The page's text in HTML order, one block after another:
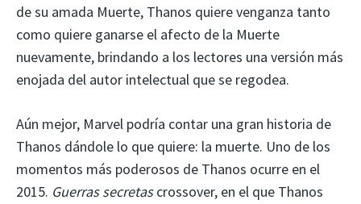
de su amada Muerte, Thanos quiere venganza tanto
como quiere ganarse el afecto de la Muerte
nuevamente, brindando a los lectores una versión más
enojada del autor intelectual que se regodea.
Aún mejor, Marvel podría contar una gran historia de
Thanos dándole lo que quiere: la muerte. Uno de los
momentos más poderosos de Thanos ocurre en el
2015. Guerras secretascrossover, en el que Thanos